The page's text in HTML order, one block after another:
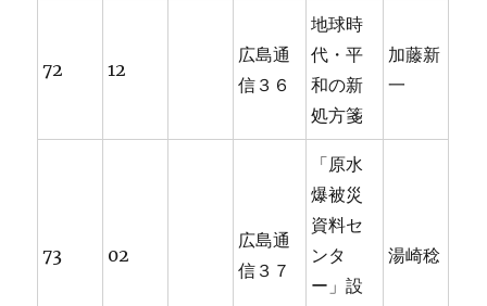
72 12
広島通
信３６
地球時
代・平
和の新
処方箋
加藤新
一
73 02
広島通
信３７
「原水
爆被災
資料セ
ンタ
ー」設
湯崎稔